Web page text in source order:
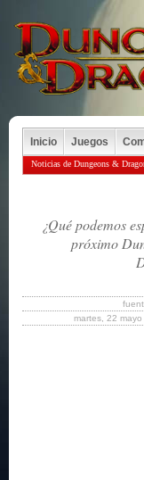
Inicio Juegos
Noticias de Dungeons &
¿Qué podemos
próximo
martes, 22